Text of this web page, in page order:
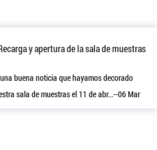
y apertura de la sala de muestras
buena noticia que hayamos decorado
sala de muestras el 11 de abr...--06 Mar